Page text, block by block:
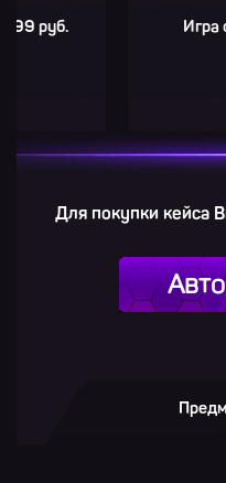
Игра от
Для покупки кейса